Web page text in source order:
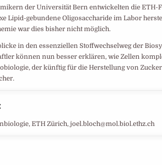
der Universität Bern entwickelten die ETH-​
Lipid-​gebundene Oligosaccharide im Labor
war dies bisher nicht möglich.
in den essenziellen Stoffwechselweg der
können nun besser erklären, wie Zellen
der künftig für die Herstellung von
ETH Zürich, joel.bloch@mol.biol.ethz.ch